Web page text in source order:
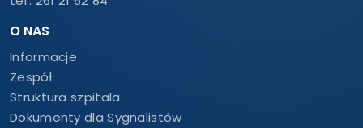
O NAS
Informacje
Zespół
Struktura szpitala
Dokumenty dla Sygnalistów